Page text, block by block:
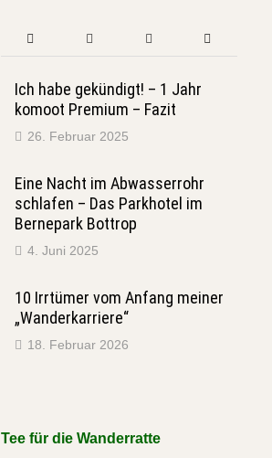
Ich habe gekündigt! – 1 Jahr
komoot Premium – Fazit
26. Februar 2025
Eine Nacht im Abwasserrohr
schlafen – Das Parkhotel im
Bernepark Bottrop
4. Juni 2025
10 Irrtümer vom Anfang meiner
„Wanderkarriere“
18. Februar 2026
Tee für die Wanderratte